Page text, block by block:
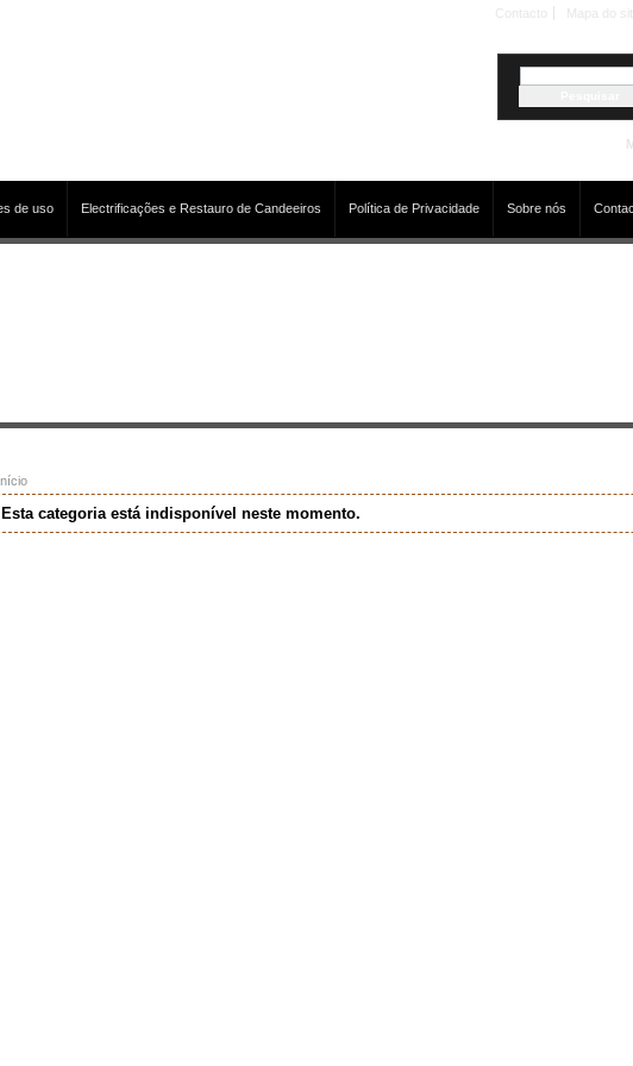
Contacto Mapa do site
de uso Electrificações e Restauro de Candeeiros Política de Privacidade Sobre nós
Esta categoria está indisponível neste momento.